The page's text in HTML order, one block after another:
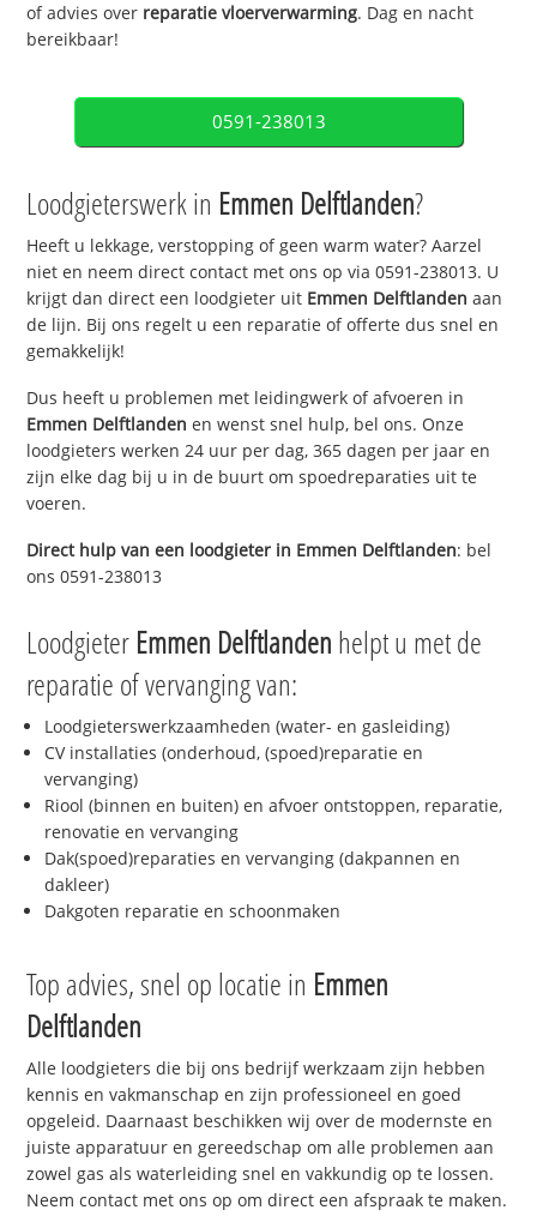
of advies over reparatie vloerverwarming. Dag en nacht
bereikbaar!
0591-238013
Loodgieterswerk in Emmen Delftlanden?
Heeft u lekkage, verstopping of geen warm water? Aarzel
niet en neem direct contact met ons op via 0591-238013. U
krijgt dan direct een loodgieter uit Emmen Delftlanden aan
de lijn. Bij ons regelt u een reparatie of offerte dus snel en
gemakkelijk!
Dus heeft u problemen met leidingwerk of afvoeren in
Emmen Delftlanden en wenst snel hulp, bel ons. Onze
loodgieters werken 24 uur per dag, 365 dagen per jaar en
zijn elke dag bij u in de buurt om spoedreparaties uit te
voeren.
Direct hulp van een loodgieter in Emmen Delftlanden: bel
ons 0591-238013
Loodgieter Emmen Delftlanden helpt u met de
reparatie of vervanging van:
Loodgieterswerkzaamheden (water- en gasleiding)
CV installaties (onderhoud, (spoed)reparatie en
vervanging)
Riool (binnen en buiten) en afvoer ontstoppen, reparatie,
renovatie en vervanging
Dak(spoed)reparaties en vervanging (dakpannen en
dakleer)
Dakgoten reparatie en schoonmaken
Top advies, snel op locatie in Emmen
Delftlanden
Alle loodgieters die bij ons bedrijf werkzaam zijn hebben
kennis en vakmanschap en zijn professioneel en goed
opgeleid. Daarnaast beschikken wij over de modernste en
juiste apparatuur en gereedschap om alle problemen aan
zowel gas als waterleiding snel en vakkundig op te lossen.
Neem contact met ons op om direct een afspraak te maken.